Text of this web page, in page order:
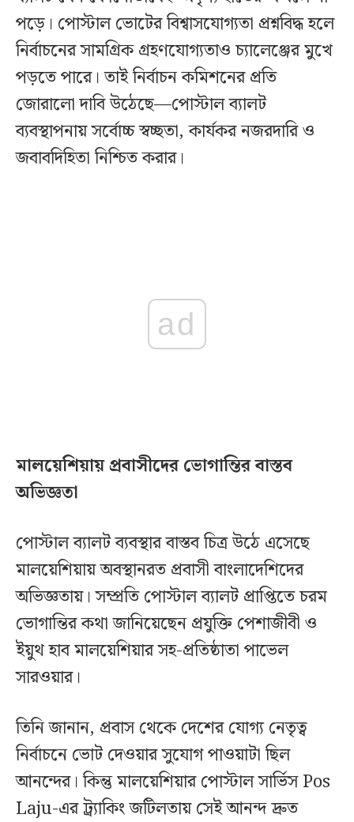
পড়ে। পোস্টাল ভোটের বিশ্বাসযোগ্যতা প্রশ্নবিদ্ধ হলে
নির্বাচনের সামগ্রিক গ্রহণযোগ্যতাও চ্যালেঞ্জের মুখে
পড়তে পারে। তাই নির্বাচন কমিশনের প্রতি
জোরালো দাবি উঠেছে—পোস্টাল ব্যালট
ব্যবস্থাপনায় সর্বোচ্চ স্বচ্ছতা, কার্যকর নজরদারি ও
জবাবদিহিতা নিশ্চিত করার।
ad
মালয়েশিয়ায় প্রবাসীদের ভোগান্তির বাস্তব
অভিজ্ঞতা
পোস্টাল ব্যালট ব্যবস্থার বাস্তব চিত্র উঠে এসেছে
মালয়েশিয়ায় অবস্থানরত প্রবাসী বাংলাদেশিদের
অভিজ্ঞতায়। সম্প্রতি পোস্টাল ব্যালট প্রাপ্তিতে চরম
ভোগান্তির কথা জানিয়েছেন প্রযুক্তি পেশাজীবী ও
ইয়ুথ হাব মালয়েশিয়ার সহ-প্রতিষ্ঠাতা পাভেল
সারওয়ার।
তিনি জানান, প্রবাস থেকে দেশের যোগ্য নেতৃত্ব
নির্বাচনে ভোট দেওয়ার সুযোগ পাওয়াটা ছিল
আনন্দের। কিন্তু মালয়েশিয়ার পোস্টাল সার্ভিস Pos
Laju-এর ট্র্যাকিং জটিলতায় সেই আনন্দ দ্রুত